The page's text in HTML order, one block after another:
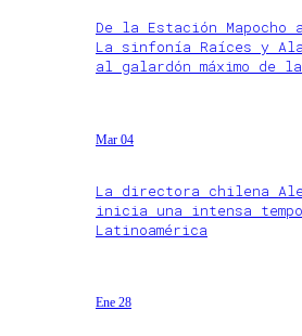
De la Estación Mapocho
La sinfonía Raíces y
al galardón máximo de
Mar 04
La directora chilena
inicia una intensa
Latinoamérica
Ene 28